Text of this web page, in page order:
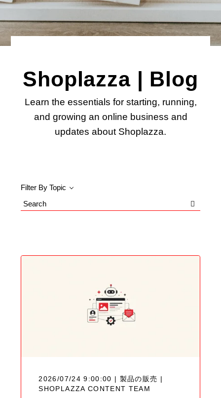
Shoplazza | Blog
Learn the essentials for starting, running,
and growing an online business and
updates about Shoplazza.
Filter By Topic
Search
2026/07/24 9:00:00 | 製品の販売 |
SHOPLAZZA CONTENT TEAM